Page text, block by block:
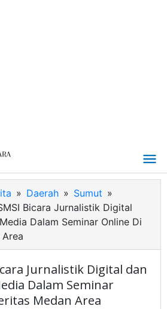
» Daerah » Sumut »
Bicara Jurnalistik Digital
Dalam Seminar Online Di
Jurnalistik Digital dan
Dalam Seminar
Medan Area